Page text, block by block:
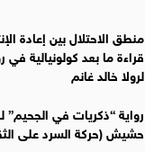
منطق الاحتلال بين إعادة
قراءة ما بعد كولونيالية في
لرولا خالد غانم
رواية “ذكريات في الجحيم”
حشيش (حركة السرد على